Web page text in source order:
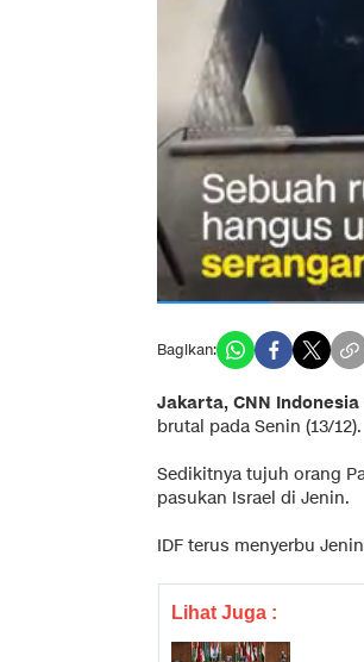
Bagikan:
Jakarta, CNN Indonesia
brutal pada Senin (13/12).
Sedikitnya tujuh orang
pasukan Israel di Jenin.
IDF terus menyerbu
Lihat Juga :